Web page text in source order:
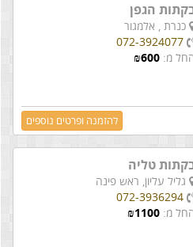
הגפן
כנרת , אלמגור
072-3924077
מ:
₪600
להזמנה ופרטים נוספים
טליה
גליל עליון, ראש פינה
072-3936294
מ:
₪1100